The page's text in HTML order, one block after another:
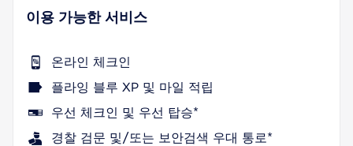
이용 가능한 서비스
온라인 체크인
플라잉 블루 XP 및 마일 적립
우선 체크인 및 우선 탑승*
경찰 검문 및/또는 보안검색 우대 통로*